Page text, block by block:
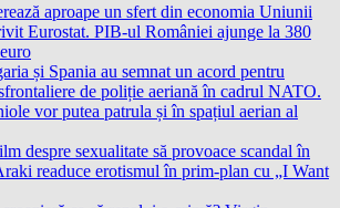
aproape un sfert din economia Uniunii
Eurostat. PIB-ul României ajunge la 380
și Spania au semnat un acord pentru
de poliție aeriană în cadrul NATO.
vor putea patrula și în spațiul aerian al
despre sexualitate să provoace scandal în
readuce erotismul în prim-plan cu „I Want